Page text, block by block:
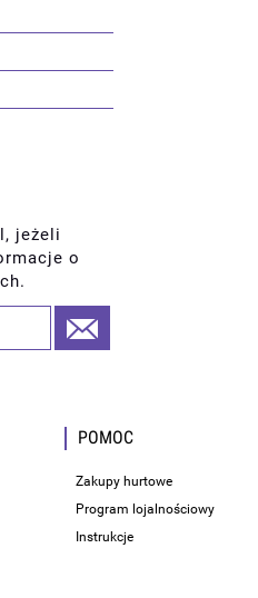
jeżeli
o
POMOC
Zakupy hurtowe
Program lojalnościowy
Instrukcje